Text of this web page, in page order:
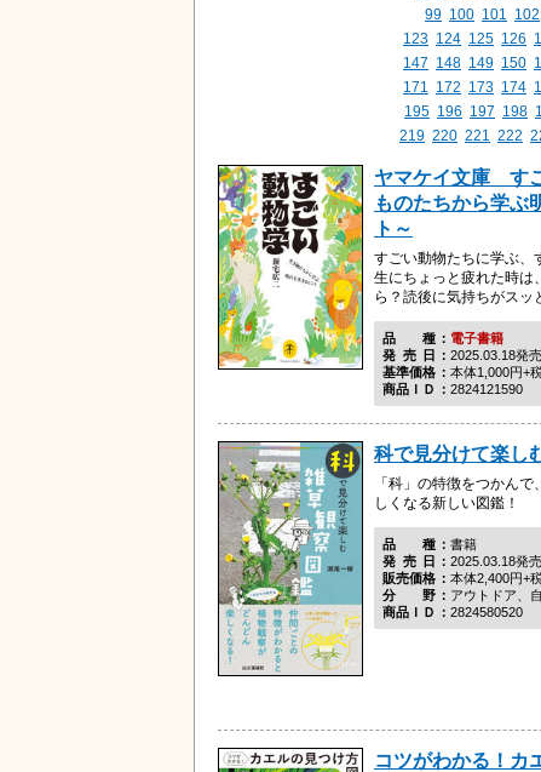
99 100 101 102
123 124 125 126
147 148 149 150
171
172 173 174
195 196 197 198
219 220 221 222
ヤマケイ文庫 す
ものたちから学ぶ
ト～
すごい動物たちに学ぶ
生にちょっと疲れた時は
ら？読後に気持ちがスッ
品種電子書籍
発売日 2025.03.18発売
基準価格
本体1,000円+税
商品ＩＤ
2824121590
科で見分けて楽し
「科」の特徴をつかん
しくなる新しい図鑑！
品種書籍
発売日 2025.03.18発売
販売価格
本体2,400円+税
分野アウトドア、
商品ＩＤ
2824580520
コツがわかる！カ